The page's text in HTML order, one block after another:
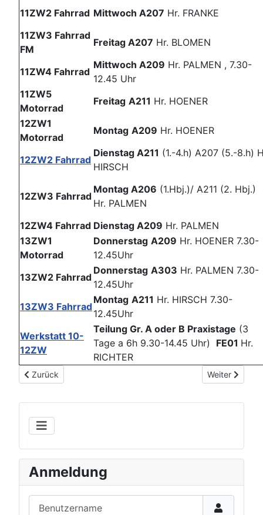
Anmeldung
11ZW2 Fahrrad Mittwoch A207 Hr. FRANKE
11ZW3 Fahrrad
FM
Freitag A207 Hr. BLOMEN
11ZW4 Fahrrad
Mittwoch A209 Hr. PALMEN , 7.30-
12.45 Uhr
11ZW5
Motorrad
Freitag A211 Hr. HOENER
12ZW1
Motorrad
Montag A209 Hr. HOENER
12ZW2 Fahrrad
Dienstag A211 (1.-4.h) A207 (5.-8.h)
HIRSCH
12ZW3 Fahrrad
Montag A206 (1.Hbj.)/ A211 (2. Hbj.)
Hr. PALMEN
12ZW4 Fahrrad Dienstag A209 Hr. PALMEN
13ZW1
Motorrad
Donnerstag A209 Hr. HOENER 7.30-
12.45Uhr
13ZW2 Fahrrad
Donnerstag A303 Hr. PALMEN 7.30-
12.45Uhr
13ZW3 Fahrrad
Montag A211 Hr. HIRSCH 7.30-
12.45Uhr
Werkstatt 10-
12ZW
Teilung Gr. A oder B Praxistage (3
Tage a 6h 9.30-14.45 Uhr) FE01 Hr.
RICHTER
Vorheriger Beitrag: HKS wird 3. Sieger im Schulradeln 2022
Zurück Nächster
Weiter